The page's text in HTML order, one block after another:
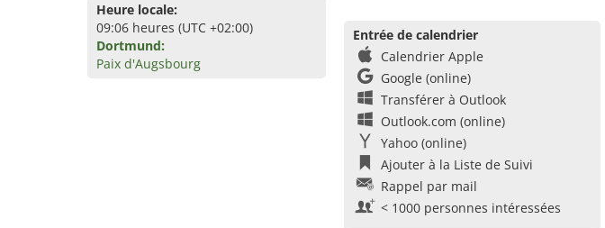
Heure locale:
09:06 heures (UTC +02:00)
Dortmund:
Paix d'Augsbourg
Entrée de calendrier
Calendrier Apple
Google (online)
Transférer à Outlook
Outlook.com (online)
Yahoo (online)
Ajouter à la Liste de Suivi
Rappel par mail
< 1000 personnes intéressées